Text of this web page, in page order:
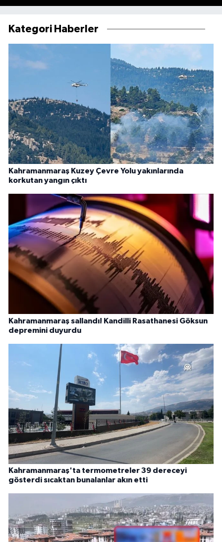
Kategori Haberler
Kahramanmaraş Kuzey Çevre Yolu yakınlarında
korkutan yangın çıktı
Kahramanmaraş sallandı! Kandilli Rasathanesi Göksun
depremini duyurdu
Kahramanmaraş'ta termometreler 39 dereceyi
gösterdi sıcaktan bunalanlar akın etti